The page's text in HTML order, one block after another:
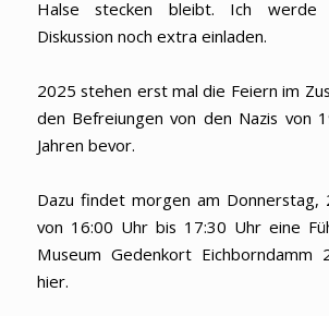
Halse stecken bleibt. Ich werde
Diskussion noch extra einladen.
2025 stehen erst mal die Feiern im
den Befreiungen von den Nazis von
Jahren bevor.
Dazu findet morgen am Donnerstag,
von 16:00 Uhr bis 17:30 Uhr eine
Museum Gedenkort
hier.